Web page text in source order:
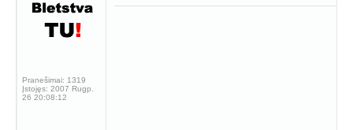
Pranešimai: 1319
Įstojęs: 2007 Rugp.
26 20:08:12